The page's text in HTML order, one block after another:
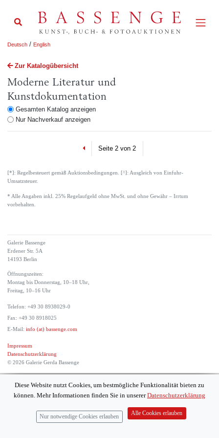
Deutsch / English
Zur Katalogübersicht
Moderne Literatur und
Kunstdokumentation
Gesamten Katalog anzeigen
Nur Nachverkauf anzeigen
PreviousSeite 2 von 2
[*]: Regelbesteuert gemäß Auktionsbedingungen. [^]: Ausgleich von Einfuhr-
Umsatzsteuer.
* Alle Angaben inkl. 25% Regelaufgeld ohne MwSt. und ohne Gewähr – Irrtum
vorbehalten.
Galerie Bassenge
Erdener Str. 5A
14193 Berlin
Öffnungszeiten:
Montag bis Donnerstag, 10–18 Uhr,
Freitag, 10–16 Uhr
Telefon: +49 30 8938029-0
Fax: +49 30 8918025
E-Mail: info (at) bassenge.com
Impressum
Datenschutzerklärung
© 2026 Galerie Gerda Bassenge
Diese Website nutzt Cookies, um bestmögliche Funktionalität bieten zu
können. Mehr Informationen finden Sie in unsererDatenschutzerklärung
Nur notwendige Cookies erlauben
Alle Cookies erlauben